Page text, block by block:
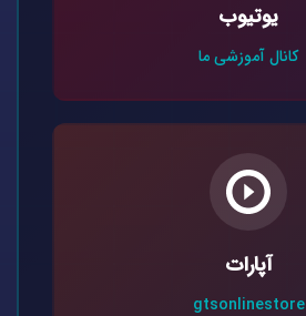
یوتیوب
کانال آموزشی ما
آپارات
gtsonlinestore